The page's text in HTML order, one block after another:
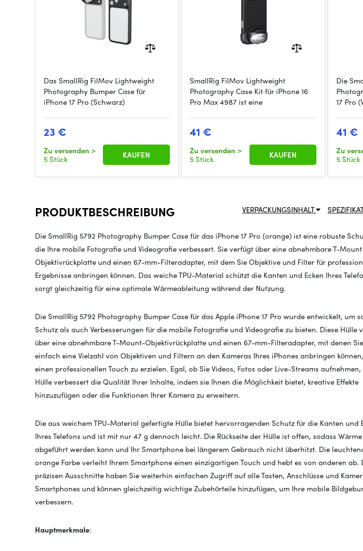
Das SmallRig FilMov Lightweight
Photography Bumper Case für
iPhone 17 Pro (Schwarz)
23 €
Zu versenden >
5 Stück
KAUFEN
SmallRig FilMov Lightweight
Photography Case Kit für iPhone 16
Pro Max 4987 ist eine
41 €
Zu versenden >
5 Stück
KAUFEN
Die
17 Pro
41 €
Zu
5 Stück
VERPACKUNGSINHALT
PRODUKTBESCHREIBUNG
Die SmallRig 5792 Photography Bumper Case für das iPhone 17 Pro (orange) ist eine robuste
die Ihre mobile Fotografie und Videografie verbessert. Sie verfügt über eine abnehmbare T-
Objektivrückplatte und einen 67-mm-Filteradapter, mit dem Sie Objektive und Filter für
Ergebnisse anbringen können. Das weiche TPU-Material schützt die Kanten und Ecken Ihres
sorgt gleichzeitig für eine optimale Wärmeableitung während der Nutzung.
Die SmallRig 5792 Photography Bumper Case für das Apple iPhone 17 Pro wurde entwickelt, um
Schutz als auch Verbesserungen für die mobile Fotografie und Videografie zu bieten. Diese Hülle
über eine abnehmbare T-Mount-Objektivrückplatte und einen 67-mm-Filteradapter, mit denen
einfach eine Vielzahl von Objektiven und Filtern an den Kameras Ihres iPhones anbringen
einen professionellen Touch zu erzielen. Egal, ob Sie Videos, Fotos oder Live-Streams aufnehmen,
Hülle verbessert die Qualität Ihrer Inhalte, indem sie Ihnen die Möglichkeit bietet, kreative Effekte
hinzuzufügen oder die Funktionen Ihrer Kamera zu erweitern.
Die aus weichem TPU-Material gefertigte Hülle bietet hervorragenden Schutz für die Kanten und
Ihres Telefons und ist mit nur 47 g dennoch leicht. Die Rückseite der Hülle ist offen, sodass Wärme
abgeführt werden kann und Ihr Smartphone bei längerem Gebrauch nicht überhitzt. Die
orange Farbe verleiht Ihrem Smartphone einen einzigartigen Touch und hebt es von anderen ab.
präzisen Ausschnitte haben Sie weiterhin einfachen Zugriff auf alle Tasten, Anschlüsse und
Smartphones und können gleichzeitig wichtige Zubehörteile hinzufügen, um Ihre mobile
verbessern.
Hauptmerkmale: